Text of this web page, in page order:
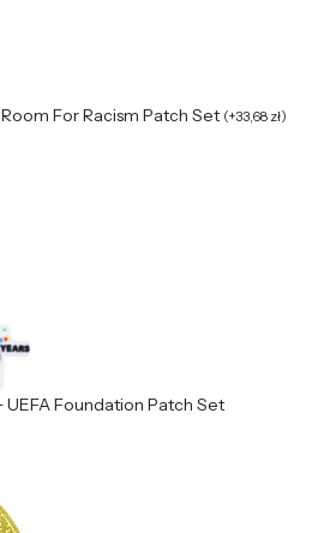
For Racism Patch Set (+33,68 zł)
Foundation Patch Set